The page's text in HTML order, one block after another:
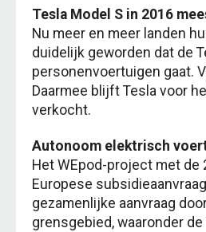
Tesla Model S in 2016
Nu meer en meer landen
duidelijk geworden dat de
personenvoertuigen gaat.
Daarmee blijft Tesla voor
verkocht.
Autonoom elektrisch
Het WEpod-project met de
Europese
gezamenlijke aanvraag
grensgebied, waaronder